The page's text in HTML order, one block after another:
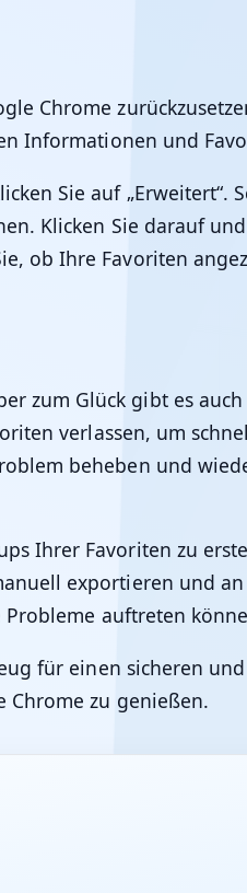
Chrome
Informationen und
Sie auf „Erweitert“.
Klicken Sie darauf
ob Ihre Favoriten
zum Glück gibt es
verlassen, um
beheben und
Ihrer Favoriten zu
exportieren und
Probleme auftreten
für einen sicheren
Chrome zu genießen.